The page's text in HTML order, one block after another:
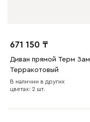
671 150
Диван прямой Терм
Терракотовый
В наличии в других
цветах: 2 шт.